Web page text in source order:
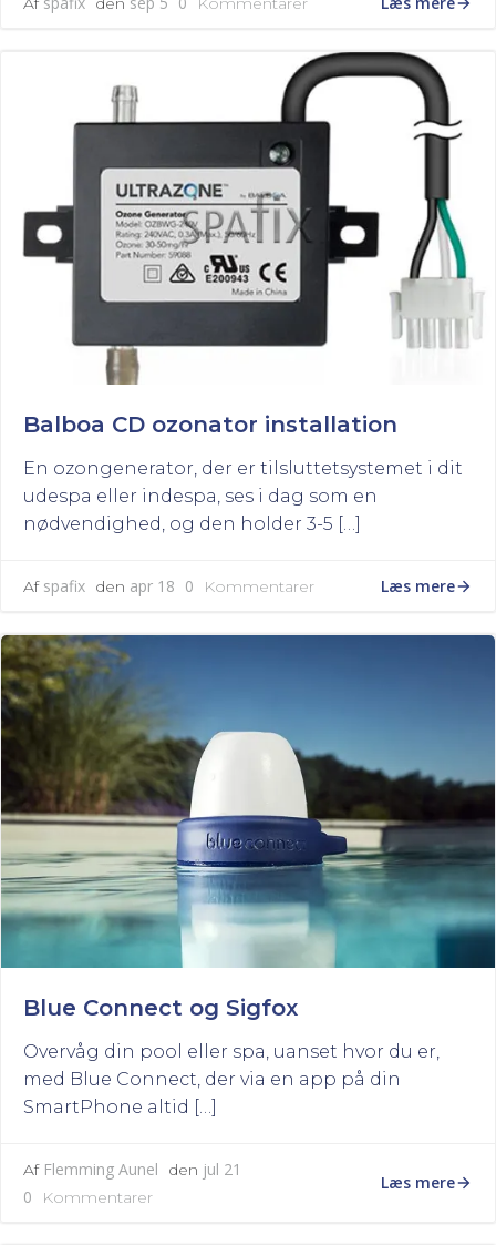
Balboa CD ozonator installation
En ozongenerator, der er tilsluttetsystemet i dit
udespa eller indespa, ses i dag som en
nødvendighed, og den holder 3-5 […]
Af spafix den apr 18 0 Kommentarer Læs mere
Blue Connect og Sigfox
Overvåg din pool eller spa, uanset hvor du er,
med Blue Connect, der via en app på din
SmartPhone altid […]
Af Flemming Aunel den jul 21
0
Kommentarer
Læs mere